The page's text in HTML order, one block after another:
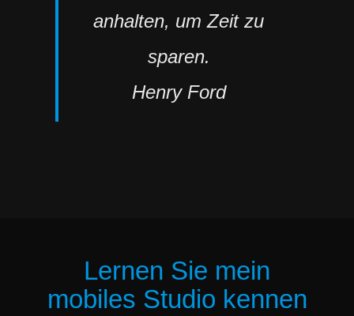
anhalten, um Zeit zu
sparen.
Henry Ford
Lernen Sie mein
mobiles Studio kennen